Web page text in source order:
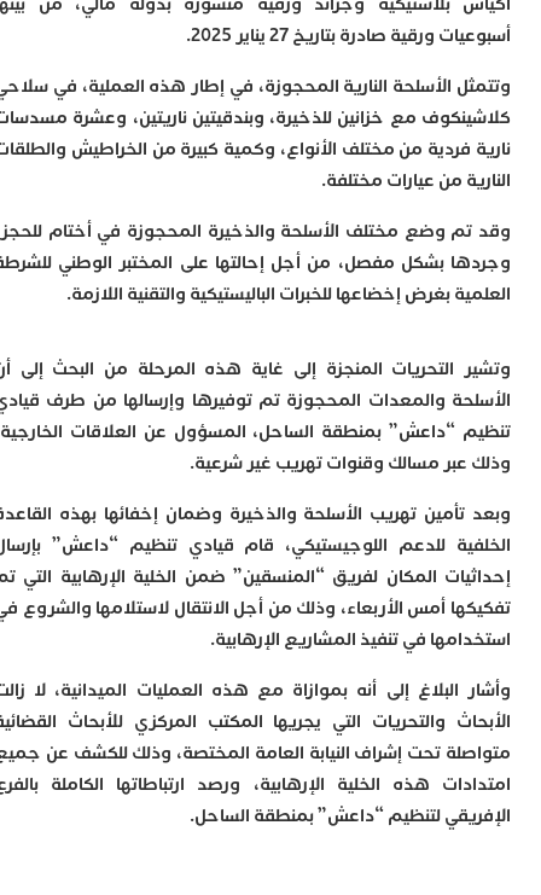
ورقية صادرة بتاريخ 27 يناير 2025.
الأسلحة النارية المحجوزة، في إطار هذه العملية، في سلاحي
مع خزانين للذخيرة، وبندقيتين ناريتين، وعشرة مسدسات
فردية من مختلف الأنواع، وكمية كبيرة من الخراطيش والطلقات
من عيارات مختلفة.
وضع مختلف الأسلحة والذخيرة المحجوزة في أختام للحجز،
بشكل مفصل، من أجل إحالتها على المختبر الوطني للشرطة
بغرض إخضاعها للخبرات الباليستيكية والتقنية اللازمة.
التحريات المنجزة إلى غاية هذه المرحلة من البحث إلى أن
والمعدات المحجوزة تم توفيرها وإرسالها من طرف قيادي
“داعش” بمنطقة الساحل، المسؤول عن العلاقات الخارجية،
مسالك وقنوات تهريب غير شرعية.
تهريب الأسلحة والذخيرة وضمان إخفائها بهذه القاعدة
للدعم اللوجيستيكي، قام قيادي تنظيم “داعش” بإرسال
المكان لفريق “المنسقين” ضمن الخلية الإرهابية التي تم
أمس الأربعاء، وذلك من أجل الانتقال لاستلامها والشروع في
في تنفيذ المشاريع الإرهابية.
البلاغ إلى أنه بموازاة مع هذه العمليات الميدانية، لا زالت
والتحريات التي يجريها المكتب المركزي للأبحاث القضائية
تحت إشراف النيابة العامة المختصة، وذلك للكشف عن جميع
هذه الخلية الإرهابية، ورصد ارتباطاتها الكاملة بالفرع
لتنظيم “داعش” بمنطقة الساحل.